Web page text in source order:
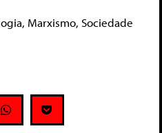
, Marxismo, Sociedade